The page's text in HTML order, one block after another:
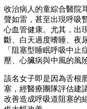
收治病人的童綜合醫院
聲如雷，甚至出現呼吸
心血管健康。尤其，出
斷、白天過度嗜睡、夜
「阻塞型睡眠呼吸中止
壓、心臟病與中風的風
該名女子即是因為舌根
塞，經醫療團隊評估建
改善造成呼吸道阻塞的